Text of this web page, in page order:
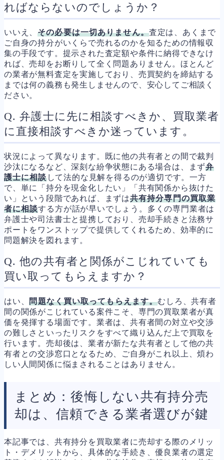
ればならないのでしょうか？
いいえ、その必要は一切ありません。査定は、あくまで
ご自身の持分がいくらで売れるのかを知るための情報収
集の手段です。提示された査定額や条件に納得できなけ
れば、売却をお断りして全く問題ありません。ほとんど
の業者が無料査定を実施しており、売買契約を締結する
までは何の義務も発生しませんので、安心してご相談く
ださい。
Q. 弁護士に先に相談すべきか、買取業者
に直接相談すべきか迷っています。
状況によって異なります。既に他の共有者との間で裁判
沙汰になるなど、深刻な紛争状態にある場合は、まず弁
護士に相談して法的な見解を得るのが適切です。一方
で、単に「持分を現金化したい」「共有関係から抜けた
い」という段階であれば、まずは共有持分専門の買取業
者に相談する方が話が早いでしょう。多くの専門業者は
弁護士や司法書士と提携しており、売却手続きと法務サ
ポートをワンストップで提供してくれるため、効率的に
問題解決を図れます。
Q. 他の共有者と関係がこじれていても
買い取ってもらえますか？
はい、問題なく買い取ってもらえます。むしろ、共有者
間の関係がこじれている案件こそ、専門の買取業者が真
価を発揮する場面です。業者は、共有者間の対立や交渉
の難しさといったリスクをすべて織り込んだ上で買取を
行います。売却後は、業者が新たな共有者として他の共
有者との交渉窓口となるため、ご自身がこれ以上、煩わ
しい人間関係に悩まされることはありません。
まとめ：後悔しない共有持分売
却は、信頼できる業者選びが鍵
本記事では、共有持分を買取業者に売却する際のメリッ
ト・デメリットから、具体的な手続き、優良業者の選定